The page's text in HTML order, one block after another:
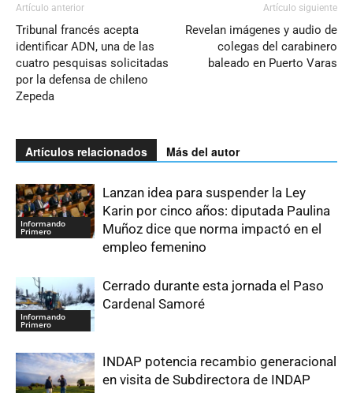
Artículo anterior
Tribunal francés acepta
identificar ADN, una de las
cuatro pesquisas solicitadas
por la defensa de chileno
Zepeda
Artículo siguiente
Revelan imágenes y audio de
colegas del carabinero
baleado en Puerto Varas
Artículos relacionados Más del autor
Informando
Primero
Lanzan idea para suspender la Ley
Karin por cinco años: diputada Paulina
Muñoz dice que norma impactó en el
empleo femenino
Informando
Primero
Cerrado durante esta jornada el Paso
Cardenal Samoré
INDAP potencia recambio generacional
en visita de Subdirectora de INDAP